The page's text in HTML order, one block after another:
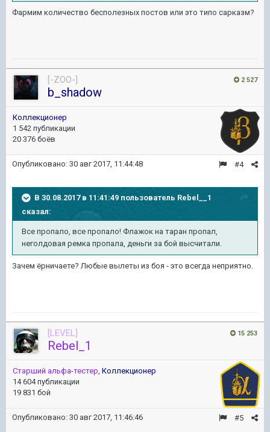
Фармим количество бесполезных постов или это типо сарказм?
2 527
[-ZOO-]
b_shadow
Коллекционер
1 542 публикации
20 376 боёв
#4
Опубликовано: 30 авг 2017, 11:44:48
В 30.08.2017 в 11:41:49 пользователь Rebel__1
сказал:
Все пропало, все пропало! Флажок на таран пропал,
неголдовая ремка пропала, деньги за бой высчитали.
Зачем ёрничаете? Любые вылеты из боя - это всегда неприятно.
15 253
[LEVEL]
Rebel_1
Старший альфа-тестер, Коллекционер
14 604 публикации
19 831 бой
#5
Опубликовано: 30 авг 2017, 11:46:46